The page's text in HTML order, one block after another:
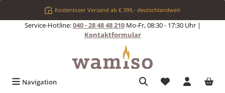
Zum Hauptinhalt springenKostenloser Versand ab € 399,- deutschlandweit
Service-Hotline:040 - 28 48 48 210Mo-Fr, 08:30 - 17:30 Uhr |
Kontaktformular
Navigation Du hast 0